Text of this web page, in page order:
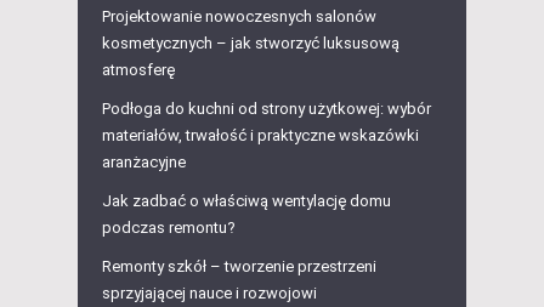
Projektowanie nowoczesnych salonów
kosmetycznych – jak stworzyć luksusową
atmosferę
Podłoga do kuchni od strony użytkowej: wybór
materiałów, trwałość i praktyczne wskazówki
aranżacyjne
Jak zadbać o właściwą wentylację domu
podczas remontu?
Remonty szkół – tworzenie przestrzeni
sprzyjającej nauce i rozwojowi